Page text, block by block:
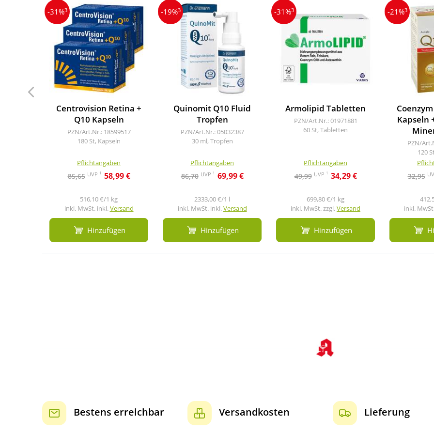
-31%3
Centrovision Retina +
Q10 Kapseln
PZN/Art.Nr.: 18599517
180 St, Kapseln
Pflichtangaben
85,65 UVP 1 58,99 €
516,10 €/1 kg
inkl. MwSt. inkl.Versand
Hinzufügen
-19%3
Quinomit Q10 Fluid
Tropfen
PZN/Art.Nr.: 05032387
30 ml, Tropfen
Pflichtangaben
86,70 UVP 1 69,99 €
2333,00 €/1 l
inkl. MwSt. inkl.Versand
Hinzufügen
-31%3
Armolipid Tabletten
PZN/Art.Nr.: 01971881
60 St, Tabletten
Pflichtangaben
49,99 UVP 1 34,29 €
699,80 €/1 kg
inkl. MwSt. zzgl.Versand
Hinzufügen
-21%3
Kapseln
PZN/
120
32,95
inkl.
Bestens erreichbar Versandkosten Lieferung